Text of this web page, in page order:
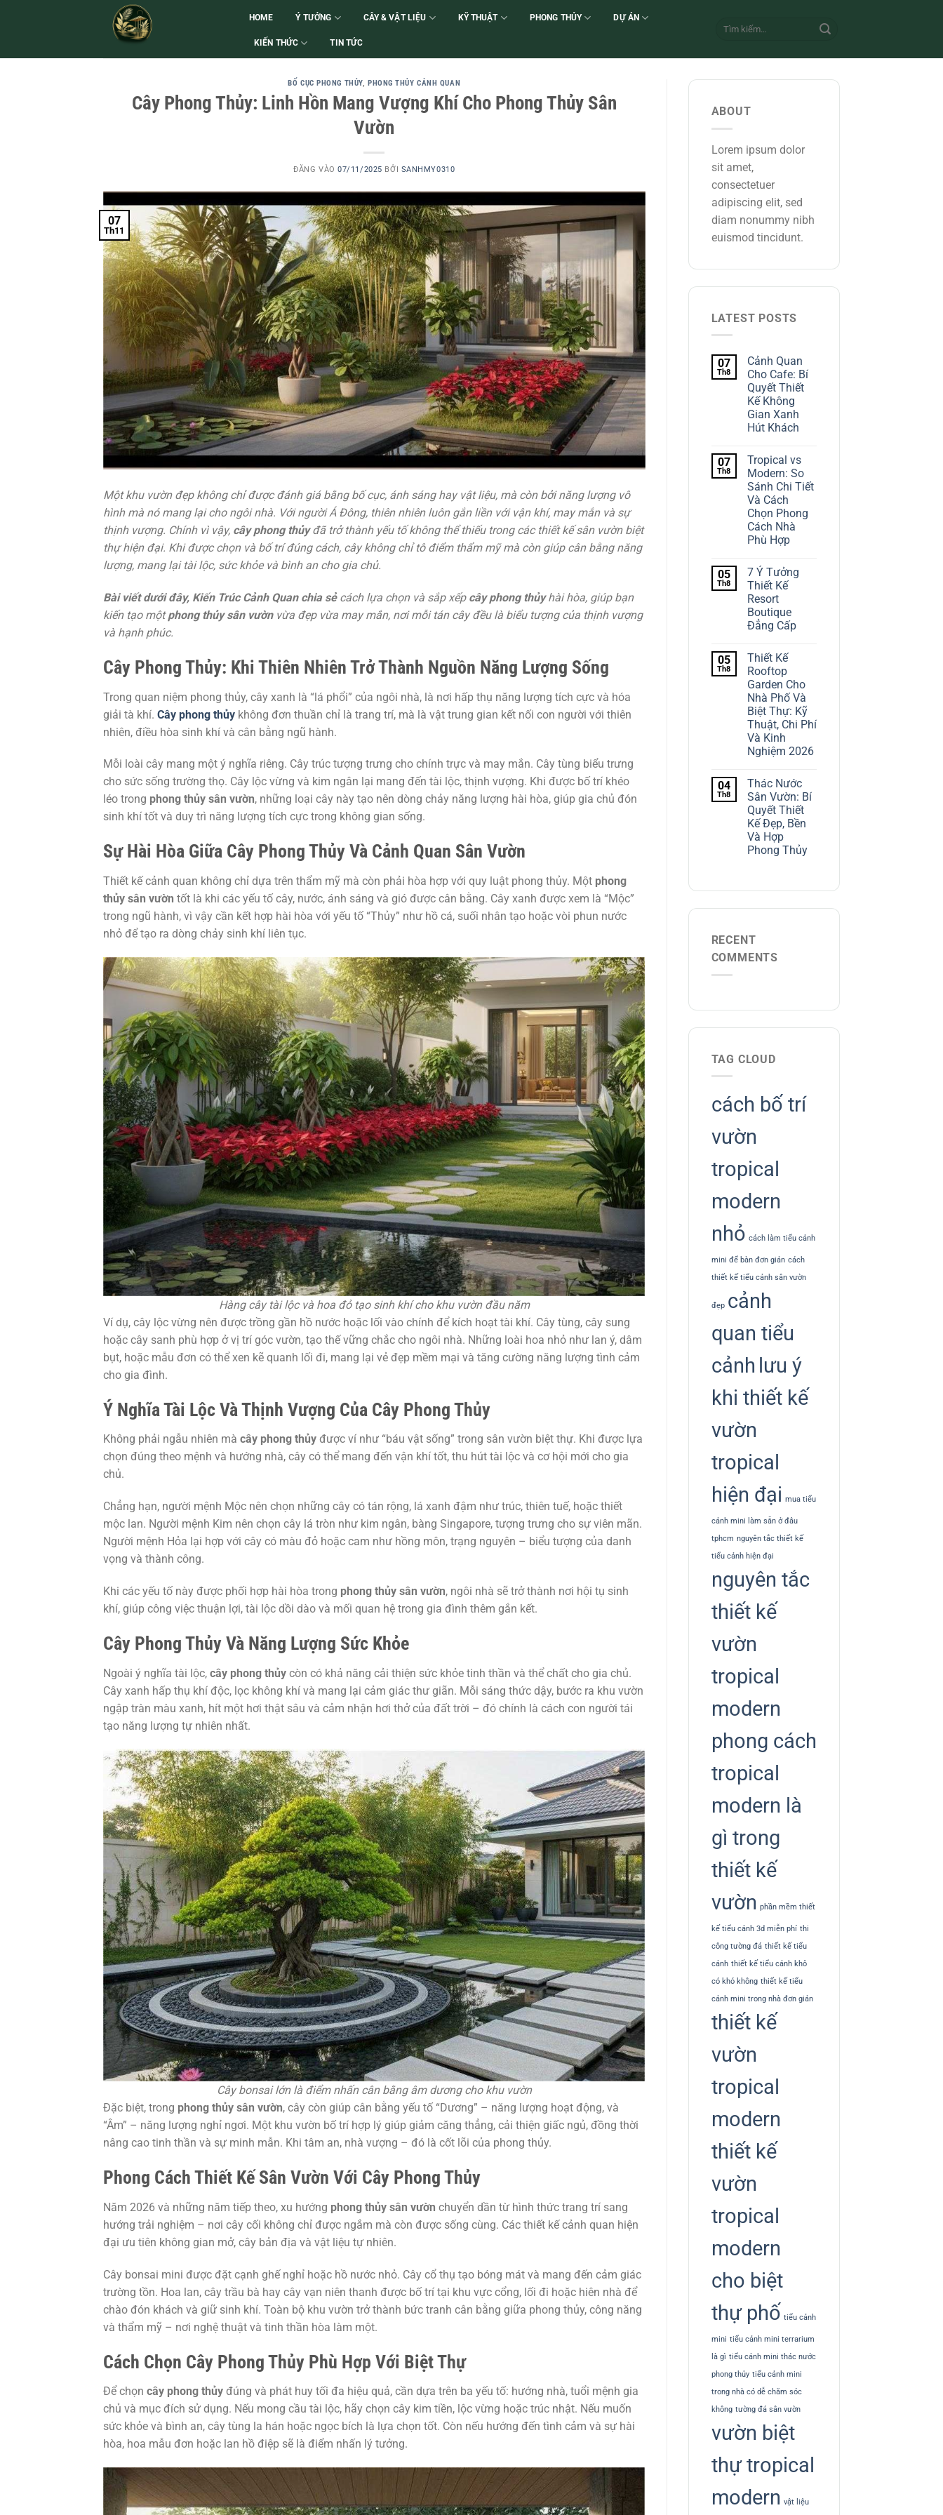
HOME Ý TƯỞNG CÂY & VẬT LIỆU KỸ THUẬT PHONG THỦY DỰ ÁN
KIẾN THỨC TIN TỨC
BỐ CỤC PHONG THỦY, PHONG THỦY CẢNH QUAN
Cây Phong Thủy: Linh Hồn Mang Vượng Khí Cho Phong Thủy Sân
Vườn
ĐĂNG VÀO07/11/2025 BỞI SANHMY0310
07
Th11
Một khu vườn đẹp không chỉ được đánh giá bằng bố cục, ánh sáng hay vật liệu, mà còn bởi năng lượng vô
hình mà nó mang lại cho ngôi nhà. Với người Á Đông, thiên nhiên luôn gắn liền với vận khí, may mắn và sự
thịnh vượng. Chính vì vậy, cây phong thủyđã trở thành yếu tố không thể thiếu trong các thiết kế sân vườn biệt
thự hiện đại. Khi được chọn và bố trí đúng cách, cây không chỉ tô điểm thẩm mỹ mà còn giúp cân bằng năng
lượng, mang lại tài lộc, sức khỏe và bình an cho gia chủ.
Bài viết dưới đây, Kiến Trúc Cảnh Quan chia sẻcách lựa chọn và sắp xếp cây phong thủyhài hòa, giúp bạn
kiến tạo mộtphong thủy sân vườnvừa đẹp vừa may mắn, nơi mỗi tán cây đều là biểu tượng của thịnh vượng
và hạnh phúc.
Cây Phong Thủy: Khi Thiên Nhiên Trở Thành Nguồn Năng Lượng Sống
Trong quan niệm phong thủy, cây xanh là “lá phổi” của ngôi nhà, là nơi hấp thụ năng lượng tích cực và hóa
giải tà khí. Cây phong thủy không đơn thuần chỉ là trang trí, mà là vật trung gian kết nối con người với thiên
nhiên, điều hòa sinh khí và cân bằng ngũ hành.
Mỗi loài cây mang một ý nghĩa riêng. Cây trúc tượng trưng cho chính trực và may mắn. Cây tùng biểu trưng
cho sức sống trường thọ. Cây lộc vừng và kim ngân lại mang đến tài lộc, thịnh vượng. Khi được bố trí khéo
léo trong phong thủy sân vườn, những loại cây này tạo nên dòng chảy năng lượng hài hòa, giúp gia chủ đón
sinh khí tốt và duy trì năng lượng tích cực trong không gian sống.
Sự Hài Hòa Giữa Cây Phong Thủy Và Cảnh Quan Sân Vườn
Thiết kế cảnh quan không chỉ dựa trên thẩm mỹ mà còn phải hòa hợp với quy luật phong thủy. Một phong
thủy sân vườn tốt là khi các yếu tố cây, nước, ánh sáng và gió được cân bằng. Cây xanh được xem là “Mộc”
trong ngũ hành, vì vậy cần kết hợp hài hòa với yếu tố “Thủy” như hồ cá, suối nhân tạo hoặc vòi phun nước
nhỏ để tạo ra dòng chảy sinh khí liên tục.
Hàng cây tài lộc và hoa đỏ tạo sinh khí cho khu vườn đầu năm
Ví dụ, cây lộc vừng nên được trồng gần hồ nước hoặc lối vào chính để kích hoạt tài khí. Cây tùng, cây sung
hoặc cây sanh phù hợp ở vị trí góc vườn, tạo thế vững chắc cho ngôi nhà. Những loài hoa nhỏ như lan ý, dâm
bụt, hoặc mẫu đơn có thể xen kẽ quanh lối đi, mang lại vẻ đẹp mềm mại và tăng cường năng lượng tình cảm
cho gia đình.
Ý Nghĩa Tài Lộc Và Thịnh Vượng Của Cây Phong Thủy
Không phải ngẫu nhiên mà cây phong thủy được ví như “báu vật sống” trong sân vườn biệt thự. Khi được lựa
chọn đúng theo mệnh và hướng nhà, cây có thể mang đến vận khí tốt, thu hút tài lộc và cơ hội mới cho gia
chủ.
Chẳng hạn, người mệnh Mộc nên chọn những cây có tán rộng, lá xanh đậm như trúc, thiên tuế, hoặc thiết
mộc lan. Người mệnh Kim nên chọn cây lá tròn như kim ngân, bàng Singapore, tượng trưng cho sự viên mãn.
Người mệnh Hỏa lại hợp với cây có màu đỏ hoặc cam như hồng môn, trạng nguyên – biểu tượng của danh
vọng và thành công.
Khi các yếu tố này được phối hợp hài hòa trong phong thủy sân vườn, ngôi nhà sẽ trở thành nơi hội tụ sinh
khí, giúp công việc thuận lợi, tài lộc dồi dào và mối quan hệ trong gia đình thêm gắn kết.
Cây Phong Thủy Và Năng Lượng Sức Khỏe
Ngoài ý nghĩa tài lộc, cây phong thủy còn có khả năng cải thiện sức khỏe tinh thần và thể chất cho gia chủ.
Cây xanh hấp thụ khí độc, lọc không khí và mang lại cảm giác thư giãn. Mỗi sáng thức dậy, bước ra khu vườn
ngập tràn màu xanh, hít một hơi thật sâu và cảm nhận hơi thở của đất trời – đó chính là cách con người tái
tạo năng lượng tự nhiên nhất.
Cây bonsai lớn là điểm nhấn cân bằng âm dương cho khu vườn
Đặc biệt, trong phong thủy sân vườn, cây còn giúp cân bằng yếu tố “Dương” – năng lượng hoạt động, và
“Âm” – năng lượng nghỉ ngơi. Một khu vườn bố trí hợp lý giúp giảm căng thẳng, cải thiện giấc ngủ, đồng thời
nâng cao tinh thần và sự minh mẫn. Khi tâm an, nhà vượng – đó là cốt lõi của phong thủy.
Phong Cách Thiết Kế Sân Vườn Với Cây Phong Thủy
Năm 2026 và những năm tiếp theo, xu hướng phong thủy sân vườn chuyển dần từ hình thức trang trí sang
hướng trải nghiệm – nơi cây cối không chỉ được ngắm mà còn được sống cùng. Các thiết kế cảnh quan hiện
đại ưu tiên không gian mở, cây bản địa và vật liệu tự nhiên.
Cây bonsai mini được đặt cạnh ghế nghỉ hoặc hồ nước nhỏ. Cây cổ thụ tạo bóng mát và mang đến cảm giác
trường tồn. Hoa lan, cây trầu bà hay cây vạn niên thanh được bố trí tại khu vực cổng, lối đi hoặc hiên nhà để
chào đón khách và giữ sinh khí. Toàn bộ khu vườn trở thành bức tranh cân bằng giữa phong thủy, công năng
và thẩm mỹ – nơi nghệ thuật và tinh thần hòa làm một.
Cách Chọn Cây Phong Thủy Phù Hợp Với Biệt Thự
Để chọn cây phong thủy đúng và phát huy tối đa hiệu quả, cần dựa trên ba yếu tố: hướng nhà, tuổi mệnh gia
chủ và mục đích sử dụng. Nếu mong cầu tài lộc, hãy chọn cây kim tiền, lộc vừng hoặc trúc nhật. Nếu muốn
sức khỏe và bình an, cây tùng la hán hoặc ngọc bích là lựa chọn tốt. Còn nếu hướng đến tình cảm và sự hài
hòa, hoa mẫu đơn hoặc lan hồ điệp sẽ là điểm nhấn lý tưởng.
ABOUT
Lorem ipsum dolor
sit amet,
consectetuer
adipiscing elit, sed
diam nonummy nibh
euismod tincidunt.
LATEST POSTS
07
Th8
Cảnh Quan
Cho Cafe: Bí
Quyết Thiết
Kế Không
Gian Xanh
Hút Khách
07
Th8
Tropical vs
Modern: So
Sánh Chi Tiết
Và Cách
Chọn Phong
Cách Nhà
Phù Hợp
05
Th8
7 Ý Tưởng
Thiết Kế
Resort
Boutique
Đẳng Cấp
05
Th8
Thiết Kế
Rooftop
Garden Cho
Nhà Phố Và
Biệt Thự: Kỹ
Thuật, Chi Phí
Và Kinh
Nghiệm 2026
04
Th8
Thác Nước
Sân Vườn: Bí
Quyết Thiết
Kế Đẹp, Bền
Và Hợp
Phong Thủy
RECENT
COMMENTS
TAG CLOUD
cách bố trí
vườn
tropical
modern
nhỏ cách làm tiểu cảnh
mini để bàn đơn giản cách
thiết kế tiểu cảnh sân vườn
đẹp cảnh
quan tiểu
cảnh lưu ý
khi thiết kế
vườn
tropical
hiện đại mua tiểu
cảnh mini làm sẵn ở đâu
tphcm nguyên tắc thiết kế
tiểu cảnh hiện đại
nguyên tắc
thiết kế
vườn
tropical
modern
phong cách
tropical
modern là
gì trong
thiết kế
vườn phần mềm thiết
kế tiểu cảnh 3d miễn phí thi
công tường đá thiết kế tiểu
cảnh thiết kế tiểu cảnh khô
có khó không thiết kế tiểu
cảnh mini trong nhà đơn giản
thiết kế
vườn
tropical
modern
thiết kế
vườn
tropical
modern
cho biệt
thự phố tiểu cảnh
mini tiểu cảnh mini terrarium
là gì tiểu cảnh mini thác nước
phong thủy tiểu cảnh mini
trong nhà có dễ chăm sóc
không tường đá sân vườn
vườn biệt
thự tropical
modern vật liệu